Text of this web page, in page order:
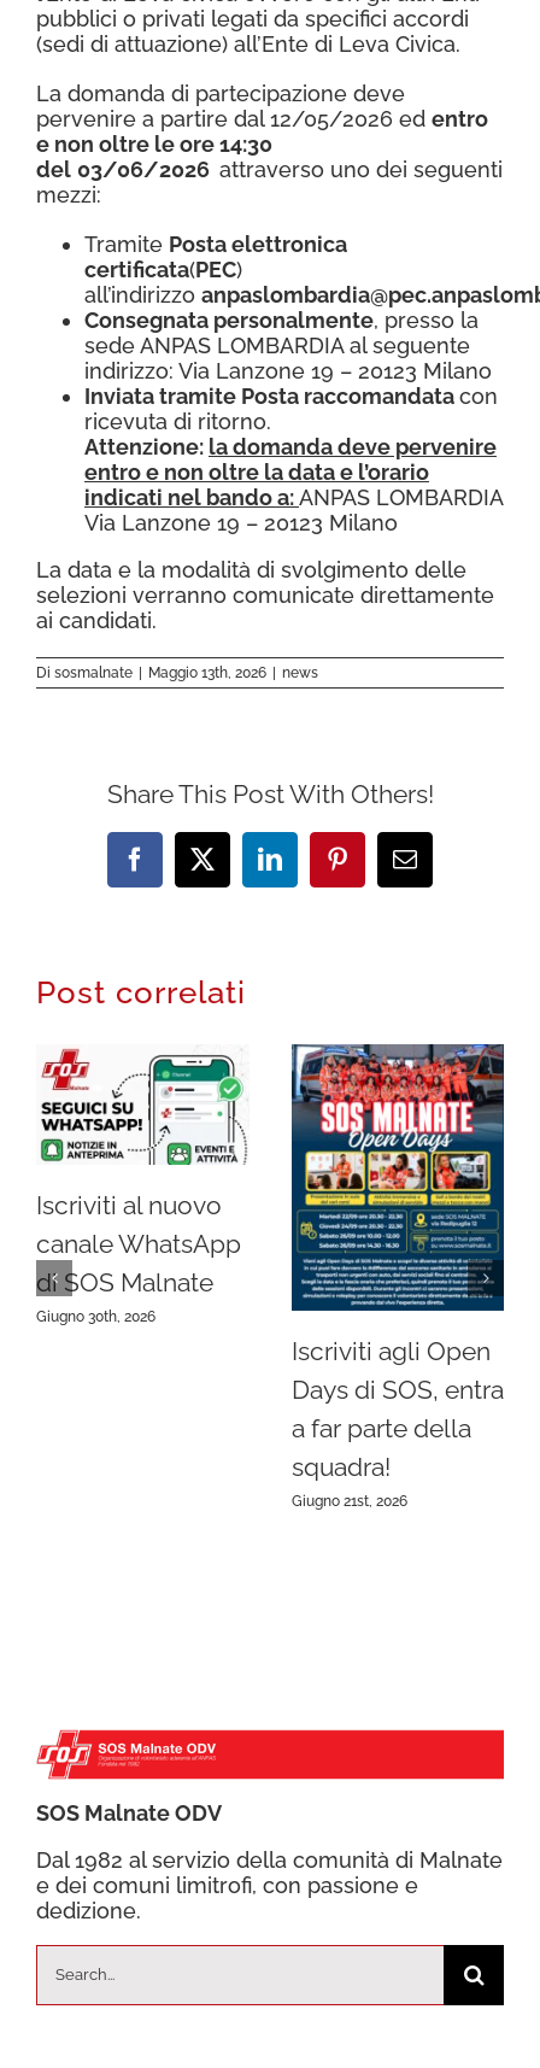
pubblici o privati legati da specifici accordi
(sedi di attuazione) all’Ente di Leva Civica.
La domanda di partecipazione deve
pervenire a partire dal 12/05/2026 ed entro
e non oltre le ore 14:30
del 03/06/2026 attraverso uno dei seguenti
mezzi:
Tramite Posta elettronica
certificata(PEC)
all’indirizzo
Consegnata personalmente, presso la
sede ANPAS LOMBARDIA al seguente
indirizzo: Via Lanzone 19 – 20123 Milano
Inviata tramite Posta raccomandatacon
ricevuta di ritorno.
Attenzione: la domanda deve pervenire
entro e non oltre la data e l’orario
indicati nel bando a:ANPAS LOMBARDIA
Via Lanzone 19 – 20123 Milano
La data e la modalità di svolgimento delle
selezioni verranno comunicate direttamente
ai candidati.
Di sosmalnate Maggio 13th, 2026 news
Share This Post With Others!
Facebook
X LinkedInPinterestEmail
Post correlati
Iscriviti al nuovo
canale WhatsApp
di SOS Malnate
Giugno 30th, 2026
Iscriviti agli Open
Days di SOS, entra
a far parte della
squadra!
Giugno 21st, 2026
SOS Malnate ODV
Dal 1982 al servizio della comunità di Malnate
e dei comuni limitrofi, con passione e
dedizione.
per: